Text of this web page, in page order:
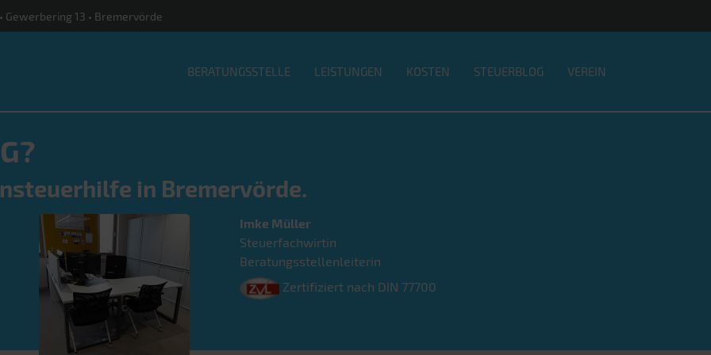
13 • Bremervörde
BERATUNGSSTELLE LEISTUNGEN KOSTEN STEUERBLOG VEREIN
in Bremervörde.
Imke Müller
Steuerfachwirtin
Beratungsstellenleiterin
Zertifiziert nach DIN 77700